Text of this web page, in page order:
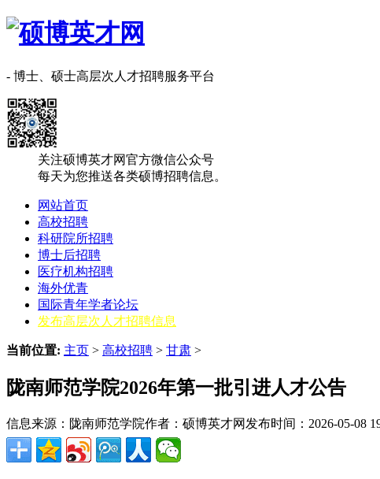
- 博士、硕士高层次人才招聘服务平台
关注硕博英才网官方微信公众号
每天为您推送各类硕博招聘信息。
网站首页
高校招聘
科研院所招聘
博士后招聘
医疗机构招聘
海外优青
国际青年学者论坛
发布高层次人才招聘信息
当前位置: 主页 > 高校招聘 > 甘肃 >
陇南师范学院2026年第一批引进人才公告
信息来源：陇南师范学院作者：硕博英才网 发布时间：2026-05-08